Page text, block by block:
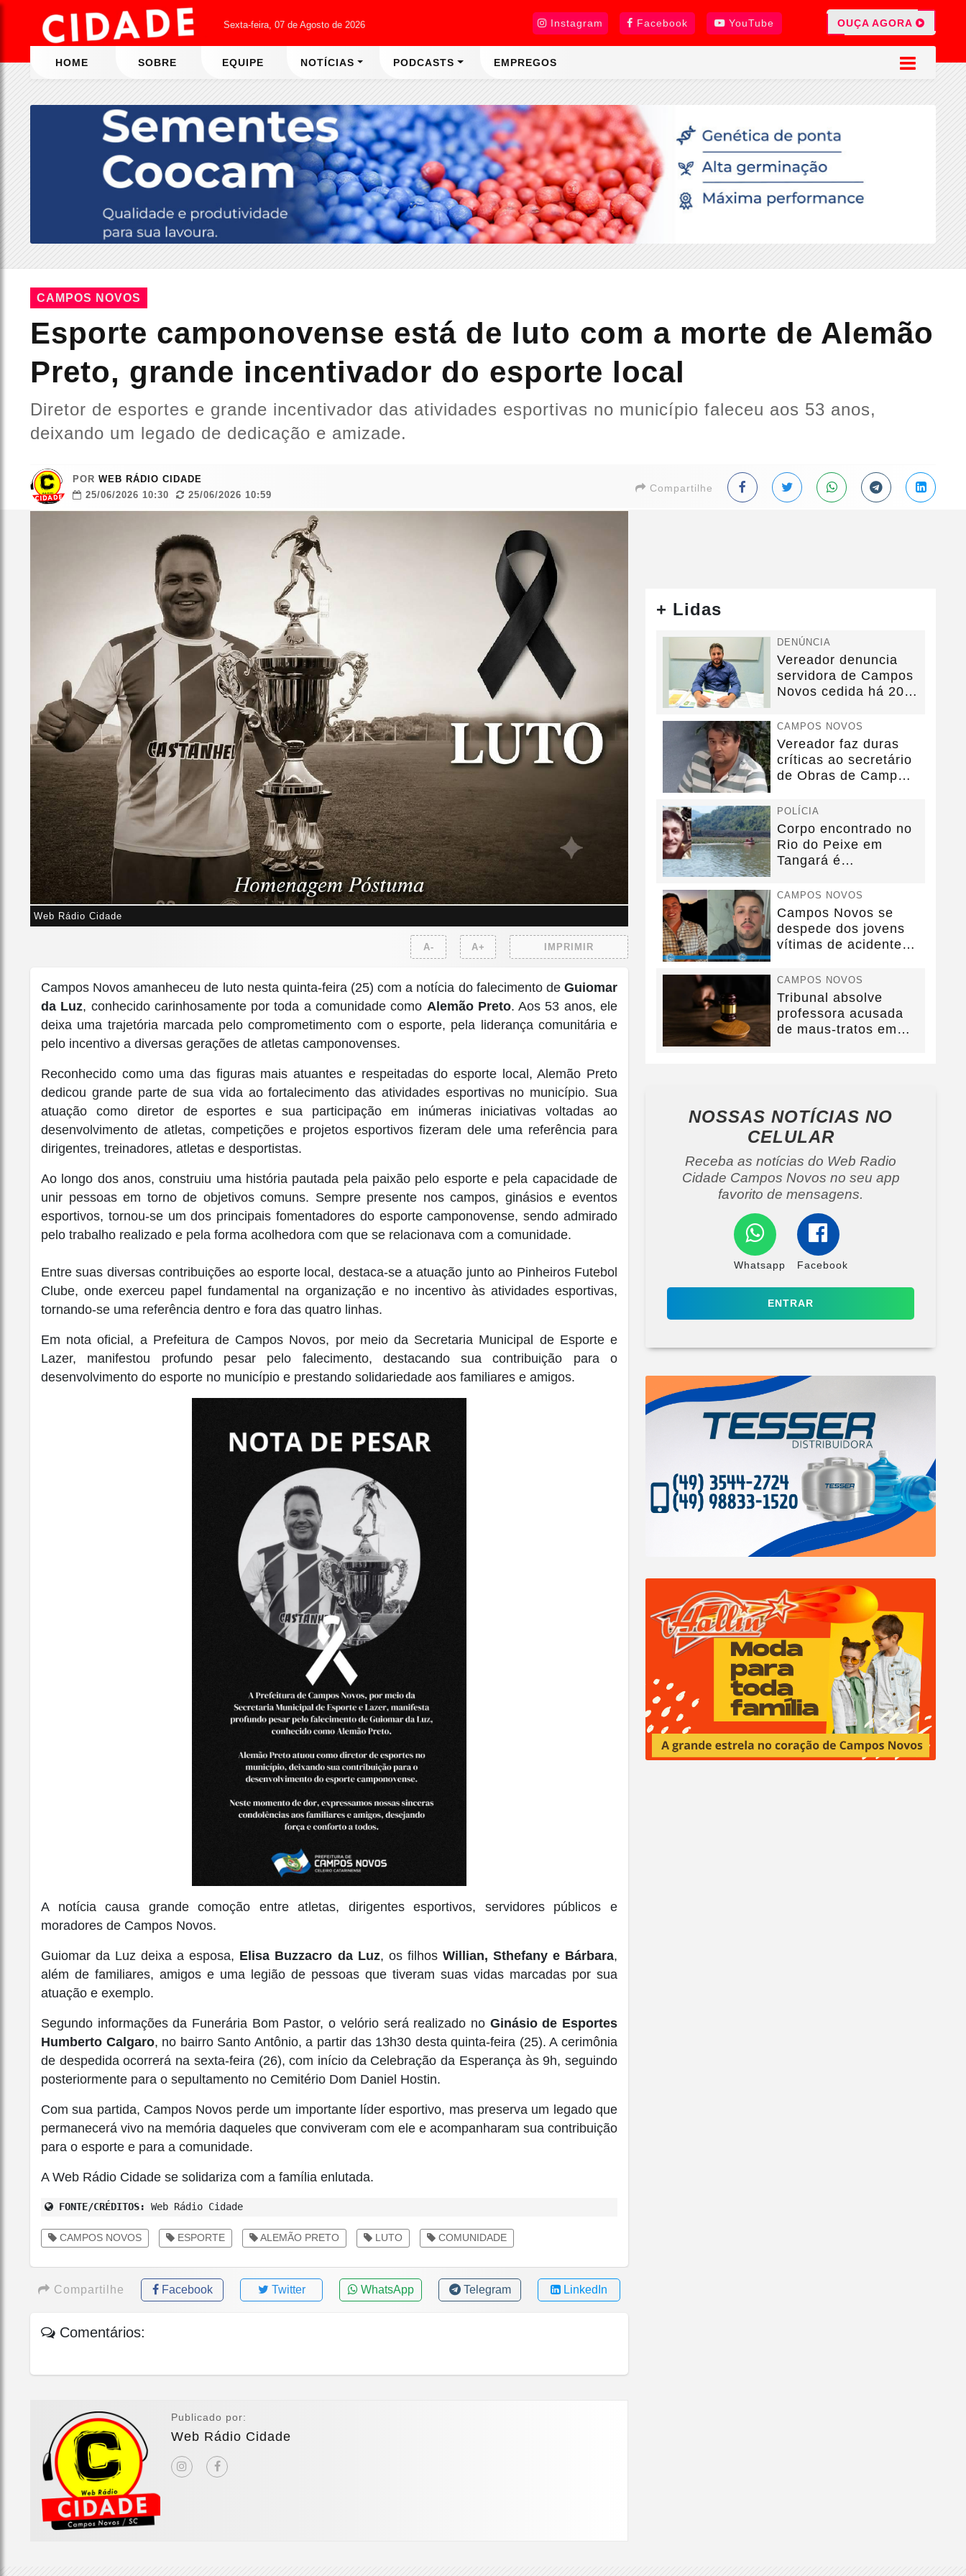
Sexta-feira, 07 de Agosto de 2026 Instagram Facebook YouTube OUÇA AGORA
HOME SOBRE EQUIPE NOTÍCIAS PODCASTS EMPREGOS
CAMPOS NOVOS
Esporte camponovense está de luto com a morte de Alemão
Preto, grande incentivador do esporte local
Diretor de esportes e grande incentivador das atividades esportivas no município faleceu aos 53 anos,
deixando um legado de dedicação e amizade.
POR WEB RÁDIO CIDADE
25/06/2026 10:30
25/06/2026 10:59
Compartilhe
Web Rádio Cidade
A- A+ IMPRIMIR
Campos Novos amanheceu de luto nesta quinta-feira (25) com a notícia do falecimento de Guiomar
da Luz, conhecido carinhosamente por toda a comunidade como Alemão Preto. Aos 53 anos, ele
deixa uma trajetória marcada pelo comprometimento com o esporte, pela liderança comunitária e
pelo incentivo a diversas gerações de atletas camponovenses.
Reconhecido como uma das figuras mais atuantes e respeitadas do esporte local, Alemão Preto
dedicou grande parte de sua vida ao fortalecimento das atividades esportivas no município. Sua
atuação como diretor de esportes e sua participação em inúmeras iniciativas voltadas ao
desenvolvimento de atletas, competições e projetos esportivos fizeram dele uma referência para
dirigentes, treinadores, atletas e desportistas.
Ao longo dos anos, construiu uma história pautada pela paixão pelo esporte e pela capacidade de
unir pessoas em torno de objetivos comuns. Sempre presente nos campos, ginásios e eventos
esportivos, tornou-se um dos principais fomentadores do esporte camponovense, sendo admirado
pelo trabalho realizado e pela forma acolhedora com que se relacionava com a comunidade.
Entre suas diversas contribuições ao esporte local, destaca-se a atuação junto ao Pinheiros Futebol
Clube, onde exerceu papel fundamental na organização e no incentivo às atividades esportivas,
tornando-se uma referência dentro e fora das quatro linhas.
Em nota oficial, a Prefeitura de Campos Novos, por meio da Secretaria Municipal de Esporte e
Lazer, manifestou profundo pesar pelo falecimento, destacando sua contribuição para o
desenvolvimento do esporte no município e prestando solidariedade aos familiares e amigos.
A notícia causa grande comoção entre atletas, dirigentes esportivos, servidores públicos e
moradores de Campos Novos.
Guiomar da Luz deixa a esposa, Elisa Buzzacro da Luz, os filhos Willian, Sthefany e Bárbara,
além de familiares, amigos e uma legião de pessoas que tiveram suas vidas marcadas por sua
atuação e exemplo.
Segundo informações da Funerária Bom Pastor, o velório será realizado no Ginásio de Esportes
Humberto Calgaro, no bairro Santo Antônio, a partir das 13h30 desta quinta-feira (25). A cerimônia
de despedida ocorrerá na sexta-feira (26), com início da Celebração da Esperança às 9h, seguindo
posteriormente para o sepultamento no Cemitério Dom Daniel Hostin.
Com sua partida, Campos Novos perde um importante líder esportivo, mas preserva um legado que
permanecerá vivo na memória daqueles que conviveram com ele e acompanharam sua contribuição
para o esporte e para a comunidade.
A Web Rádio Cidade se solidariza com a família enlutada.
FONTE/CRÉDITOS: Web Rádio Cidade
CAMPOS NOVOS ESPORTE ALEMÃO PRETO LUTO COMUNIDADE
Compartilhe Facebook Twitter WhatsApp Telegram LinkedIn
Comentários:
Publicado por:
Web Rádio Cidade
+ Lidas
DENÚNCIA
Vereador denuncia
servidora de Campos
Novos cedida há 20
CAMPOS NOVOS
Vereador faz duras
críticas ao secretário
de Obras de Campos
POLÍCIA
Corpo encontrado no
Rio do Peixe em
Tangará é
CAMPOS NOVOS
Campos Novos se
despede dos jovens
vítimas de acidente
CAMPOS NOVOS
Tribunal absolve
professora acusada
de maus-tratos em
NOSSAS NOTÍCIAS NO
CELULAR
Receba as notícias do Web Radio
Cidade Campos Novos no seu app
favorito de mensagens.
Whatsapp Facebook
ENTRAR